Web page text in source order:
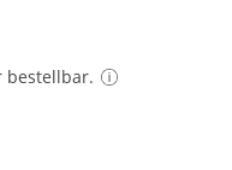
bestellbar.